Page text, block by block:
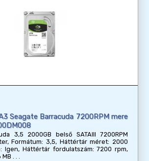
Seagate Barracuda 7200RPM mere
3,5 2000GB belső SATAIII 7200RPM
Formátum: 3,5, Háttértár méret: 2000
Igen, Háttértár fordulatszám: 7200 rpm,